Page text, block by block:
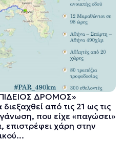
ΔΡΟΜΟΣ»
από τις 21 ως τις
που είχε «παγώσει»
επιστρέφει χάρη στην